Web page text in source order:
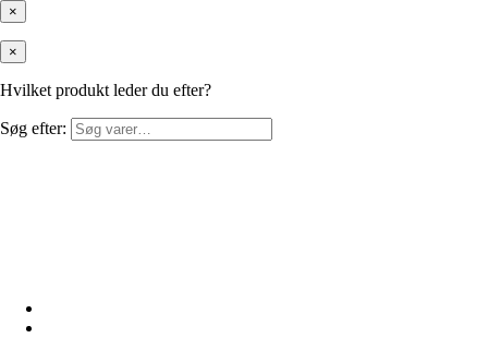
×
×
Hvilket produkt leder du efter?
Søg efter: